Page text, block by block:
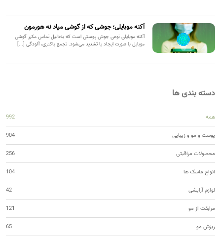
آکنه موبایلی؛ جوشی که از گوشی میاد نه هورمون
آکنه موبایلی نوعی جوش پوستی است که به‌دلیل تماس مکرر گوشی
موبایل با صورت ایجاد یا تشدید می‌شود. تجمع باکتری، آلودگی [...]
دسته بندی ها
همه 992
پوست و مو و زیبایی 904
محصولات مراقبتی 256
انواع ماسک ها 104
لوازم آرایشی 42
مرابقت از مو 121
ریزش مو 65